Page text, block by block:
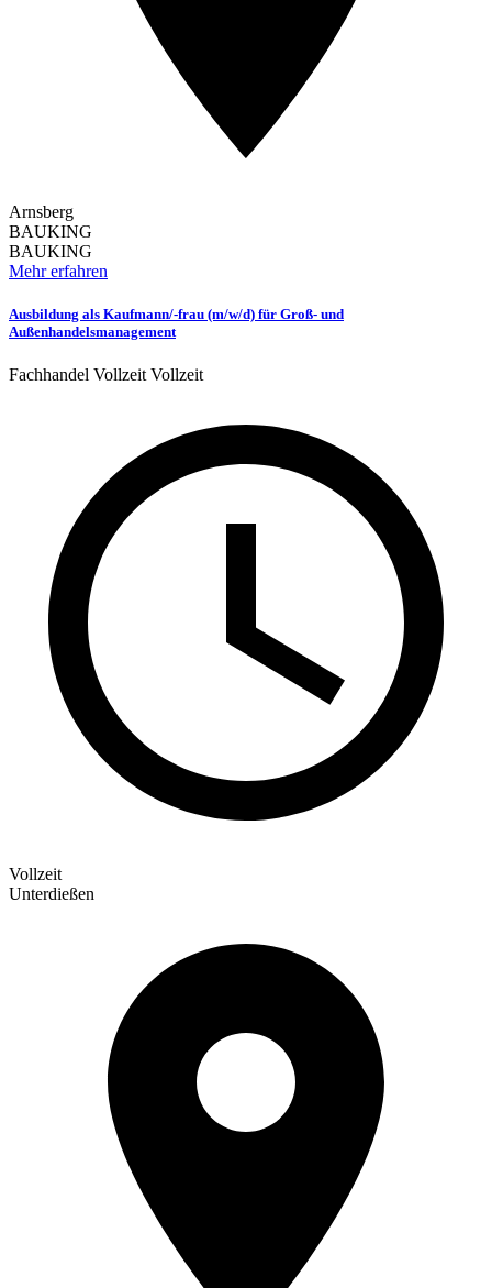
Arnsberg
BAUKING
BAUKING
Mehr erfahren
Ausbildung als Kaufmann/-frau (m/w/d) für Groß- und
Außenhandelsmanagement
Fachhandel Vollzeit Vollzeit
Vollzeit
Unterdießen